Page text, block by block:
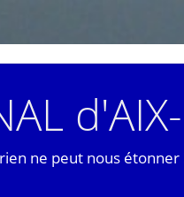
ne peut nous étonner